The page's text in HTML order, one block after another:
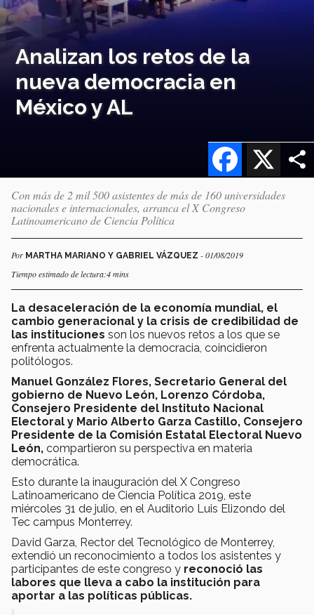
Analizan los retos de la
nueva democracia en
México y AL
X
Facebook
Con más de 2 mil 500 asistentes de más de 160 universidades
nacionales e internacionales, arranca el X Congreso
Latinoamericano de Ciencia Política
Por MARTHA MARIANO Y GABRIEL VÁZQUEZ - 01/08/2019
Tiempo estimado de lectura:4 mins
La desaceleración de la economía mundial, el
cambio generacional y la crisis de credibilidad de
las instituciones son los nuevos retos a los que se
enfrenta actualmente la democracia, coincidieron
politólogos.
Manuel González Flores, Secretario General del
gobierno de Nuevo León, Lorenzo Córdoba,
Consejero Presidente del Instituto Nacional
Electoral y Mario Alberto Garza Castillo, Consejero
Presidente de la Comisión Estatal Electoral Nuevo
León, compartieron su perspectiva en materia
democrática.
Esto durante la inauguración del X Congreso
Latinoamericano de Ciencia Política 2019, este
miércoles 31 de julio, en el Auditorio Luis Elizondo del
Tec campus Monterrey.
David Garza, Rector del Tecnológico de Monterrey,
extendió un reconocimiento a todos los asistentes y
participantes de este congreso y reconoció las
labores que lleva a cabo la institución para
aportar a las políticas públicas.